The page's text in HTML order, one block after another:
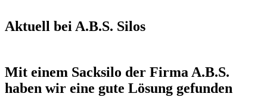
Aktuell bei A.B.S. Silos
Mit einem Sacksilo der Firma A.B.S.
haben wir eine gute Lösung gefunden